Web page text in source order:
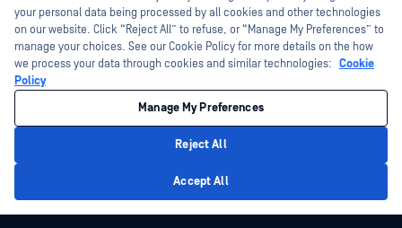
テクノロジー・パートナー
OPSWAT チャネル パートナー
©2026OPSWAT . All rights reserved.OPSWAT、MetaDefender、Metascan、
MetaAccess、OPSWAT 、Trust no File. Trust No Device.、OPSWAT 、Protecting the
World's Critical Infrastructure、Deep CDR™ Technology、InQuest、InQuestロゴ、
DFI、RetroHunt、Deep File Inspection、およびJoin the Huntは、OPSWAT の商標
です。第三者の商標は、それぞれの所有者の財産です。
プライバシーポリシー クッキー設定
your personal data being processed by all cookies and other technologies
on our website. Click “Reject All” to refuse, or “Manage My Preferences” to
manage your choices. See our Cookie Policy for more details on the how
we process your data through cookies and similar technologies: Cookie
Policy
Manage My Preferences
Reject All
Accept All